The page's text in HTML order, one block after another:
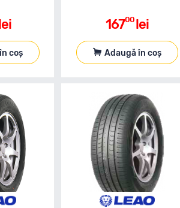
coș
16700 lei
Adaugă în coș